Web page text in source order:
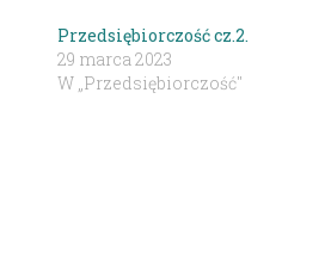
Przedsiębiorczość cz.2.
29 marca 2023
W „Przedsiębiorczość"